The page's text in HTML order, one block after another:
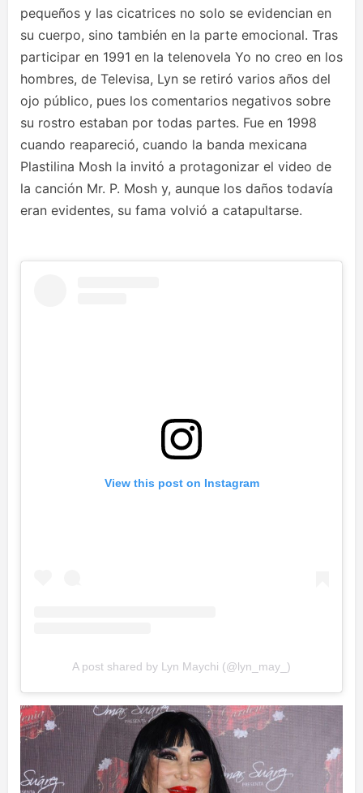
pequeños y las cicatrices no solo se evidencian en
su cuerpo, sino también en la parte emocional. Tras
participar en 1991 en la telenovela Yo no creo en los
hombres, de Televisa, Lyn se retiró varios años del
ojo público, pues los comentarios negativos sobre
su rostro estaban por todas partes. Fue en 1998
cuando reapareció, cuando la banda mexicana
Plastilina Mosh la invitó a protagonizar el video de
la canción Mr. P. Mosh y, aunque los daños todavía
eran evidentes, su fama volvió a catapultarse.
View this post on Instagram
A post shared by Lyn Maychi (@lyn_may_)